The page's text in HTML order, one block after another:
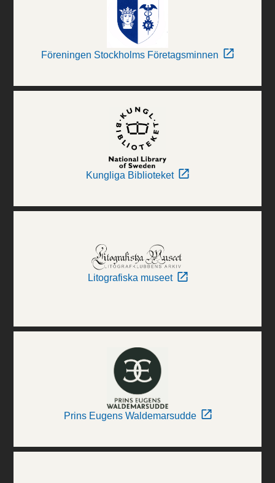
Föreningen Stockholms Företagsminnen
Kungliga Biblioteket
Litografiska museet
Prins Eugens Waldemarsudde